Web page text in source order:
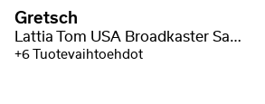
Gretsch
Lattia Tom USA Broadkaster Satin Lacquer
+6 Tuotevaihtoehdot